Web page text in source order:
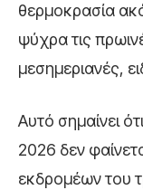
θερμοκρασία
ψύχρα τις
μεσημεριανές,
Αυτό σημαίνει
2026 δεν
εκδρομέων του